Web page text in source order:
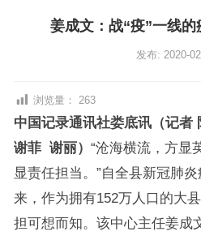
姜成文：战“疫”一线
发布: 2020-
浏览量： 263
中国记录通讯社娄底讯（记者
谢菲 谢丽） “沧海横流，方显
显责任担当。”自全县新冠肺
来，作为拥有152万人口的大
担可想而知。该中心主任姜成